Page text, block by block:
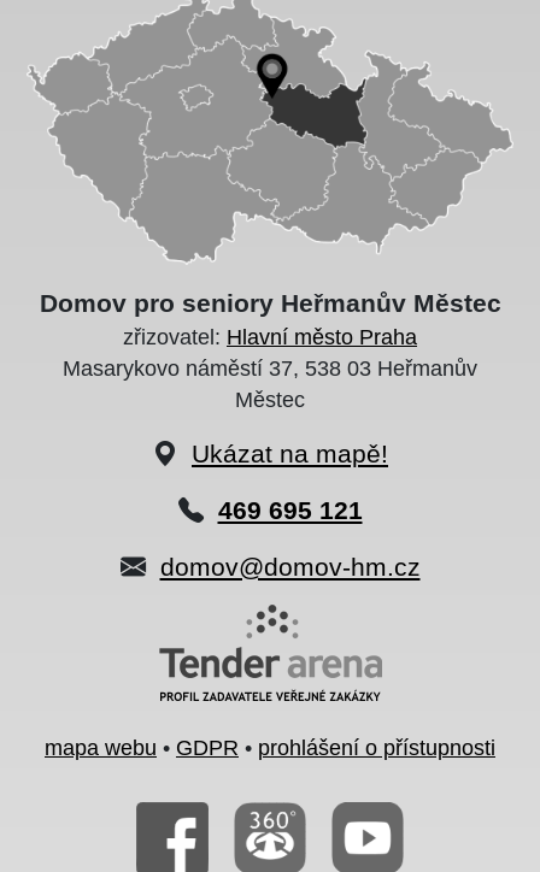
Domov pro seniory Heřmanův Městec
zřizovatel: Hlavní město Praha
Masarykovo náměstí 37, 538 03 Heřmanův
Městec
Ukázat na mapě!
469 695 121
domov@domov-hm.cz
mapa webu • GDPR • prohlášení o přístupnosti